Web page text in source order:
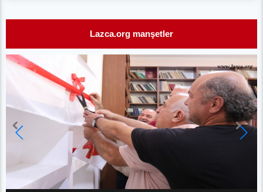
Lazca.org manşetler